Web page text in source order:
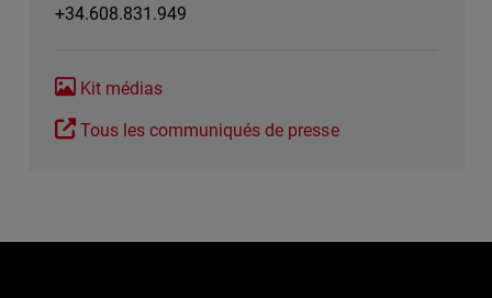
+34.608.831.949
Kit médias
Tous les communiqués de presse